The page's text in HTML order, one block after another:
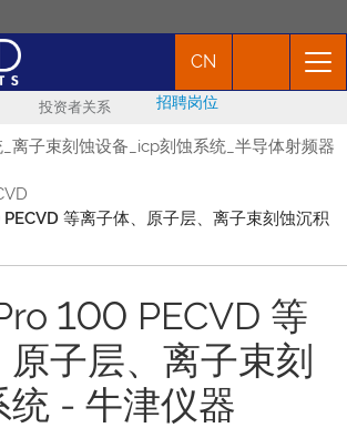
新闻
市场活动
联络我们
CN
投资者关系 招聘岗位
离子束刻蚀设备_icp刻蚀系统_半导体射频器
等离子体、原子层、离子束刻蚀沉积
100 PECVD 等
子层、离子束刻
统 - 牛津仪器